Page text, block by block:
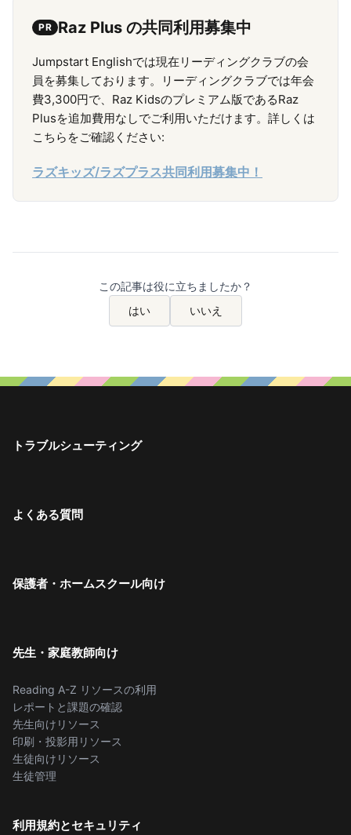
PR Raz Plus の共同利用募集中
Jumpstart Englishでは現在リーディングクラブの会
員を募集しております。リーディングクラブでは年会
費3,300円で、Raz Kidsのプレミアム版であるRaz
Plusを追加費用なしでご利用いただけます。詳しくは
こちらをご確認ください:
ラズキッズ/ラズプラス共同利用募集中！
この記事は役に立ちましたか？
はい
いいえ
トラブルシューティング
よくある質問
保護者・ホームスクール向け
先生・家庭教師向け
Reading A-Z リソースの利用
レポートと課題の確認
先生向けリソース
印刷・投影用リソース
生徒向けリソース
生徒管理
利用規約とセキュリティ